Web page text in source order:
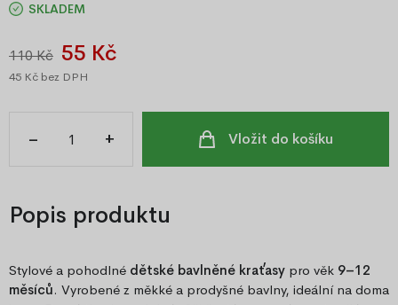
SKLADEM
110 Kč 55 Kč
45 Kč bez DPH
– + Vložit do košíku
Popis produktu
Stylové a pohodlné dětské bavlněné kraťasy pro věk 9–12
měsíců. Vyrobené z měkké a prodyšné bavlny, ideální na doma